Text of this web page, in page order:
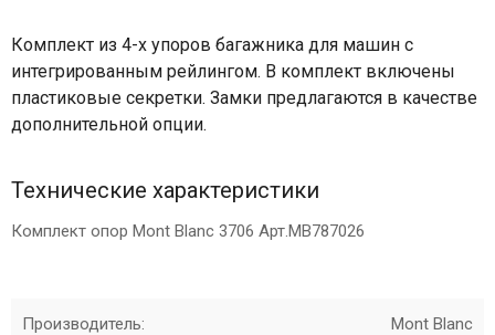
Комплект из 4-х упоров багажника для машин с
интегрированным рейлингом. В комплект включены
пластиковые секретки. Замки предлагаются в качестве
дополнительной опции.
Технические характеристики
Комплект опор Mont Blanc 3706 Арт.MB787026
Производитель: Mont Blanc